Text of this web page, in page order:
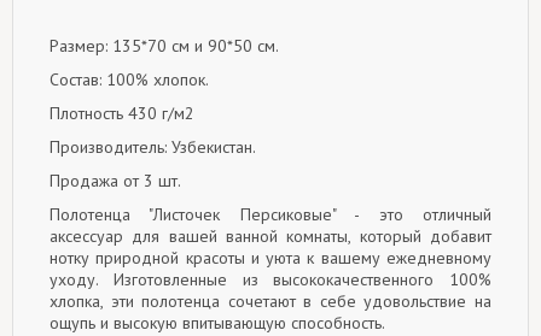
Размер: 135*70 см и 90*50 см.
Состав: 100% хлопок.
Плотность 430 г/м2
Производитель: Узбекистан.
Продажа от 3 шт.
Полотенца "Листочек Персиковые" - это отличный
аксессуар для вашей ванной комнаты, который добавит
нотку природной красоты и уюта к вашему ежедневному
уходу. Изготовленные из высококачественного 100%
хлопка, эти полотенца сочетают в себе удовольствие на
ощупь и высокую впитывающую способность.